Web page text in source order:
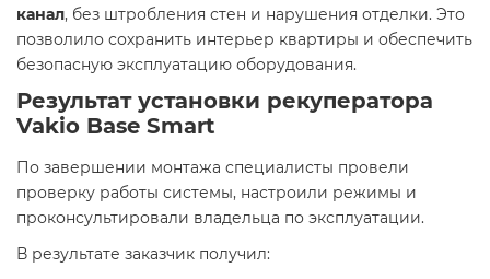
канал, без штробления стен и нарушения отделки. Это
позволило сохранить интерьер квартиры и обеспечить
безопасную эксплуатацию оборудования.
Результат установки рекуператора
Vakio Base Smart
По завершении монтажа специалисты провели
проверку работы системы, настроили режимы и
проконсультировали владельца по эксплуатации.
В результате заказчик получил: